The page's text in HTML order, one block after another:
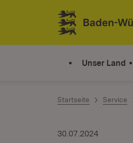
Zum Inhalt springen
Link zur Startseite
Unser Land
Startseite Service
30.07.2024